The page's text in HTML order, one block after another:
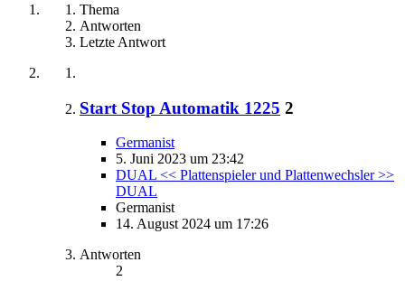
Thema
Antworten
Letzte Antwort
Start Stop Automatik 1225 2
Germanist
5. Juni 2023 um 23:42
DUAL << Plattenspieler und Plattenwechsler >>
DUAL
Germanist
14. August 2024 um 17:26
Antworten
2